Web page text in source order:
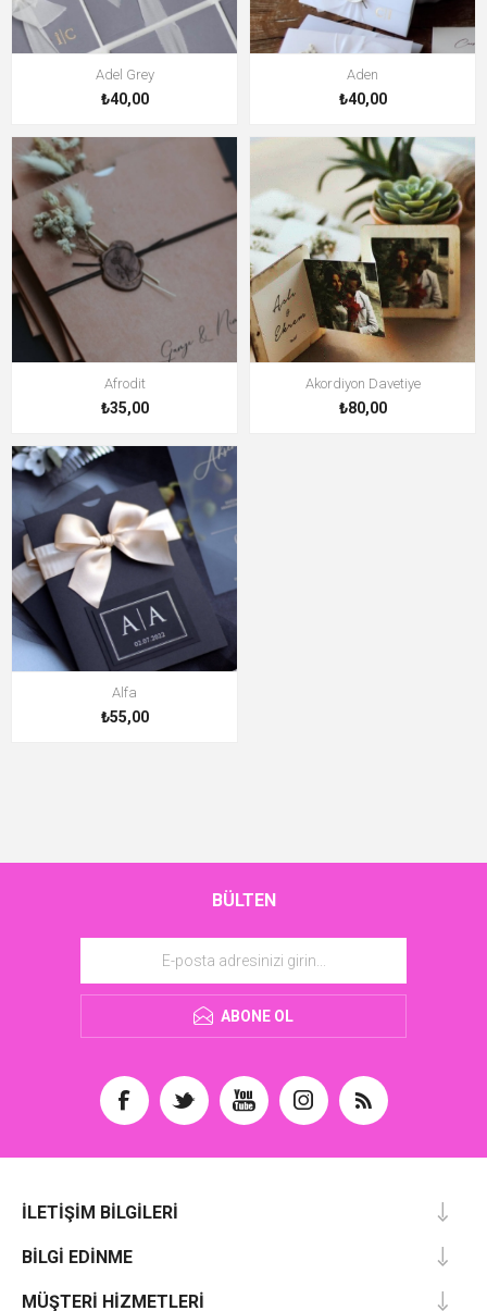
Adel Grey
₺40,00
Aden
₺40,00
Afrodit
₺35,00
Akordiyon Davetiye
₺80,00
Alfa
₺55,00
BÜLTEN
ABONE OL
İLETIŞIM BILGILERI
BILGI EDINME
MÜŞTERI HIZMETLERI